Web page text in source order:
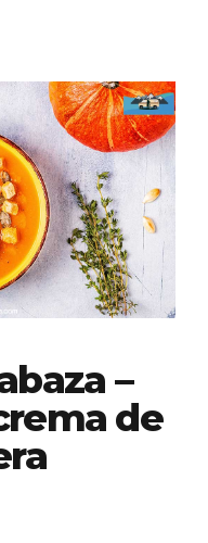
–
de